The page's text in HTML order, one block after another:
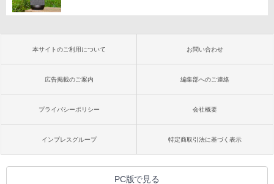
本サイトのご利用について お問い合わせ
広告掲載のご案内 編集部へのご連絡
プライバシーポリシー 会社概要
インプレスグループ 特定商取引法に基づく表示
PC版で見る